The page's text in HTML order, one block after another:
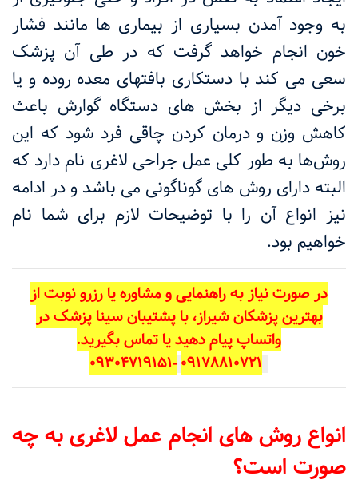
به وجود آمدن بسیاری از بیماری ها مانند فشار
خون انجام خواهد گرفت که در طی آن پزشک
سعی می کند با دستکاری بافتهای معده روده و یا
برخی دیگر از بخش های دستگاه گوارش باعث
کاهش وزن و درمان کردن چاقی فرد شود که این
روش‌ها به طور کلی عمل جراحی لاغری نام دارد که
البته دارای روش های گوناگونی می باشد و در ادامه
نیز انواع آن را با توضیحات لازم برای شما نام
خواهیم بود.
در صورت نیاز به راهنمایی و مشاوره یا رزرو نوبت از
بهترین پزشکان شیراز، با پشتیبان سینا پزشک در
واتساپ پیام دهید یا تماس بگیرید.
09178810721
-09304719151
انواع روش های انجام عمل لاغری به چه
صورت است؟